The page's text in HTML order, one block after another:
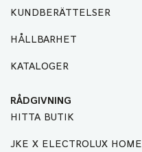
KUNDBERÄTTELSER
HÅLLBARHET
KATALOGER
RÅDGIVNING
HITTA BUTIK
JKE X ELECTROLUX HOME